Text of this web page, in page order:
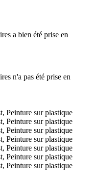
a bien été prise en
n'a pas été prise en